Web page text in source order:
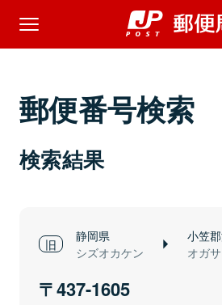
郵便番号検索
検索結果
静岡県
シズオカケン
小笠
オガ
437-1605